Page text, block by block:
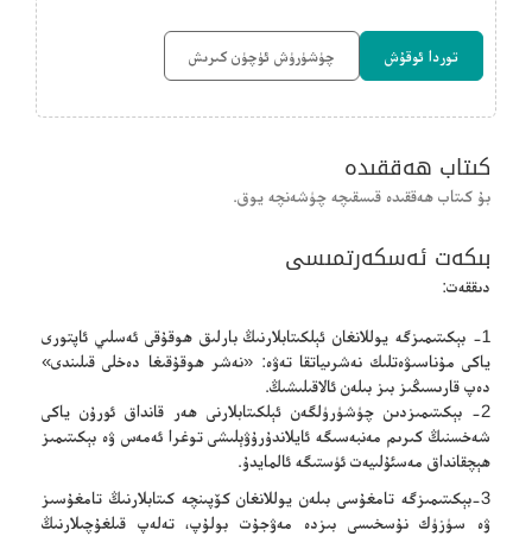
توردا ئوقۇش چۈشۈرۈش ئۈچۈن كىرىش
كىتاب ھەققىدە
بۇ كىتاب ھەققىدە قىسقىچە چۈشەنچە يوق.
بىكەت ئەسكەرتمىسى
دىققەت:
1- بېكىتىمىزگە يوللانغان ئېلكىتابلارنىڭ بارلىق ھوقۇقى ئەسلىي ئاپتورى
ياكى مۇناسىۋەتلىك نەشرىياتقا تەۋە: «نەشر ھوقۇقىغا دەخلى قىلىندى»
دەپ قارىسىڭىز بىز بىلەن ئالاقىلىشىڭ.
2- بېكىتىمىزدىن چۈشۈرۈلگەن ئېلكىتابلارنى ھەر قانداق ئورۇن ياكى
شەخسنىڭ كىرىم مەنبەسىگە ئايلاندۇرۇۋېلىشى توغرا ئەمەس ۋە بېكىتىمىز
ھېچقانداق مەسئۇلىيەت ئۈستىگە ئالمايدۇ.
3-بېكىتىمىزگە تامغۇسى بىلەن يوللانغان كۆپىنچە كىتابلارنىڭ تامغۇسىز
ۋە سۈزۈك نۇسخىسى بىزدە مەۋجۇت بولۇپ، تەلەپ قىلغۇچىلارنىڭ